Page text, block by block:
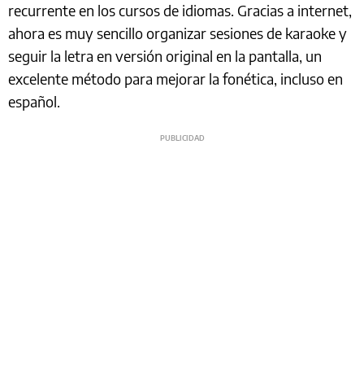
recurrente en los cursos de idiomas. Gracias a internet,
ahora es muy sencillo organizar sesiones de karaoke y
seguir la letra en versión original en la pantalla, un
excelente método para mejorar la fonética, incluso en
español.